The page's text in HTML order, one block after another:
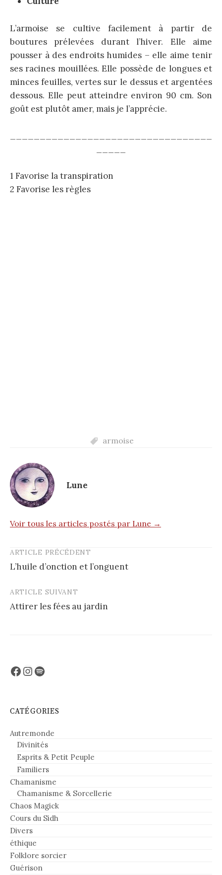
L’armoise se cultive facilement à partir de
boutures prélevées durant l’hiver. Elle aime
pousser à des endroits humides – elle aime tenir
ses racines mouillées. Elle possède de longues et
minces feuilles, vertes sur le dessus et argentées
dessous. Elle peut atteindre environ 90 cm. Son
goût est plutôt amer, mais je l’apprécie.
1 Favorise la transpiration
2 Favorise les règles
armoise
Lune
Voir tous les articles postés par Lune →
Post
navigation
ARTICLE PRÉCÉDENT
L’huile d’onction et l’onguent
ARTICLE SUIVANT
Attirer les fées au jardin
Facebook
Instagram
Spotify
CATÉGORIES
Autremonde
Divinités
Esprits & Petit Peuple
Familiers
Chamanisme
Chamanisme & Sorcellerie
Chaos Magick
Cours du Sidh
Divers
éthique
Folklore sorcier
Guérison